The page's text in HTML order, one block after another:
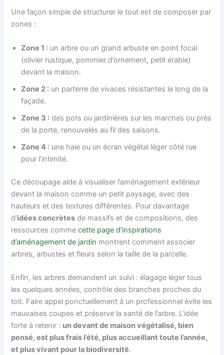
Une façon simple de structurer le tout est de composer par
zones :
Zone 1 : un arbre ou un grand arbuste en point focal
(olivier rustique, pommier d’ornement, petit érable)
devant la maison.
Zone 2 : un parterre de vivaces résistantes le long de la
façade.
Zone 3 : des pots ou jardinières sur les marches ou près
de la porte, renouvelés au fil des saisons.
Zone 4 : une haie ou un écran végétal léger côté rue
pour l’intimité.
Ce découpage aide à visualiser l’aménagement extérieur
devant la maison comme un petit paysage, avec des
hauteurs et des textures différentes. Pour davantage
d’idées concrètes de massifs et de compositions, des
ressources commecette page d’inspirations
d’aménagement de jardin montrent comment associer
arbres, arbustes et fleurs selon la taille de la parcelle.
Enfin, les arbres demandent un suivi : élagage léger tous
les quelques années, contrôle des branches proches du
toit. Faire appel ponctuellement à un professionnel évite les
mauvaises coupes et préserve la santé de l’arbre. L’idée
forte à retenir : un devant de maison végétalisé, bien
pensé, est plus frais l’été, plus accueillant toute l’année,
et plus vivant pour la biodiversité.